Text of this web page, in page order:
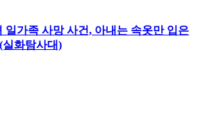
일가족 사망 사건, 아내는 속옷만 입은
화탐사대)